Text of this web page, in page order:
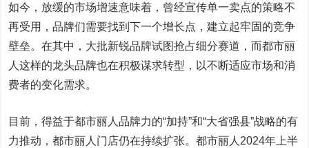
如今，放缓的市场增速意味着，曾经宣传单一卖点的策略不
再受用，品牌们需要找到下一个增长点，建立起牢固的竞争
壁垒。在其中，大批新锐品牌试图抢占细分赛道，而都市丽
人这样的龙头品牌也在积极谋求转型，以不断适应市场和消
费者的变化需求。
目前，得益于都市丽人品牌力的“加持”和“大省强县”战略的有
力推动，都市丽人门店仍在持续扩张。都市丽人2024年上半